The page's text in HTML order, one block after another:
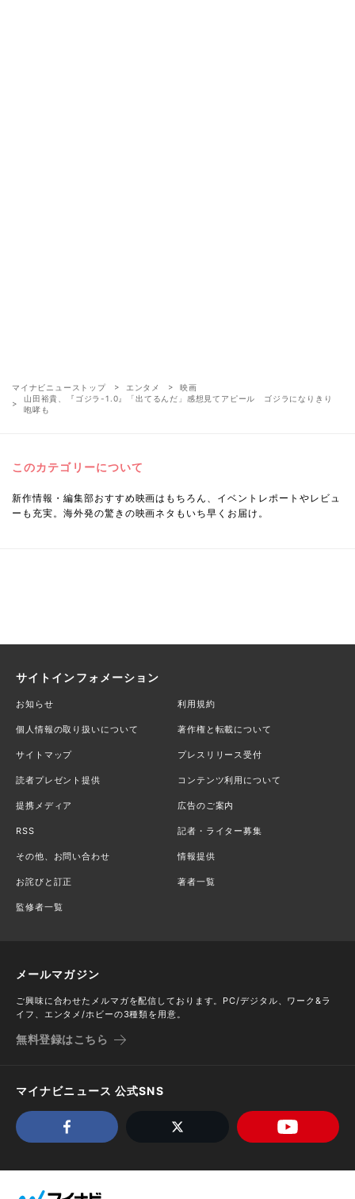
マイナビニューストップ エンタメ
映画
山田裕貴、『ゴジラ-1.0』「出てるんだ」感想見てアピール ゴジラになりきり
咆哮も
このカテゴリーについて
新作情報・編集部おすすめ映画はもちろん、イベントレポートやレビュ
ーも充実。海外発の驚きの映画ネタもいち早くお届け。
サイトインフォメーション
お知らせ 利用規約
個人情報の取り扱いについて 著作権と転載について
サイトマップ プレスリリース受付
読者プレゼント提供 コンテンツ利用について
提携メディア 広告のご案内
RSS 記者・ライター募集
その他、お問い合わせ 情報提供
お詫びと訂正 著者一覧
監修者一覧
メールマガジン
ご興味に合わせたメルマガを配信しております。PC/デジタル、ワーク&ラ
イフ、エンタメ/ホビーの3種類を用意。
無料登録はこちら
マイナビニュース 公式SNS